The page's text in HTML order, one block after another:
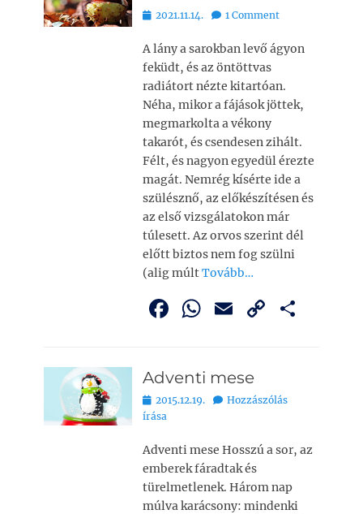
b
o
o
k
A
p
p
Li
n
k
e
Bejegyezve
2021.11.14. 1 Comment
A lány a sarokban levő ágyon
feküdt, és az öntöttvas
radiátort nézte kitartóan.
Néha, mikor a fájások jöttek,
megmarkolta a vékony
takarót, és csendesen zihált.
Félt, és nagyon egyedül érezte
magát. Nemrég kísérte ide a
szülésznő, az előkészítésen és
az első vizsgálatokon már
túlesett. Az orvos szerint dél
előtt biztos nem fog szülni
(alig múltTovább…
F
e
b
o
o
k
W
s
A
p
p
E
l
C
y
Li
n
k
e
g
Adventi mese
Bejegyezve
2015.12.19.
Hozzászólás
írása
Adventi mese Hosszú a sor, az
emberek fáradtak és
türelmetlenek. Három nap
múlva karácsony: mindenki